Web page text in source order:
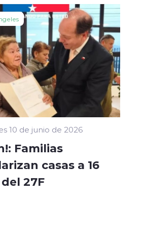
10 de junio de 2026
Familias
casas a 16
27F